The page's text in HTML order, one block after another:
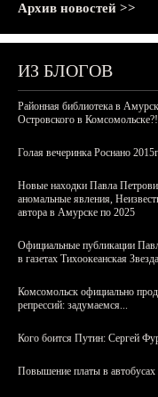
Архив новостей >>
ИЗ БЛОГОВ
Районная библиотека в
Островского в Комсомольске?!
Голая вечеринка Роснано
Новые находки Павла
аномальные явления,
автора в Амурске по 2025
Официальные публикации
в газетах Тихоокеанская
Комсомольск официально
репрессий: задумаемся...
Кого боится Путин: Сергей
Повышение платы в автобусах